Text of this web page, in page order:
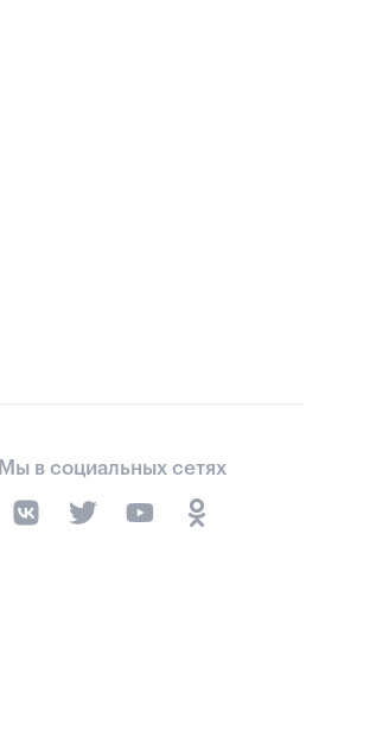
Мы в социальных сетях